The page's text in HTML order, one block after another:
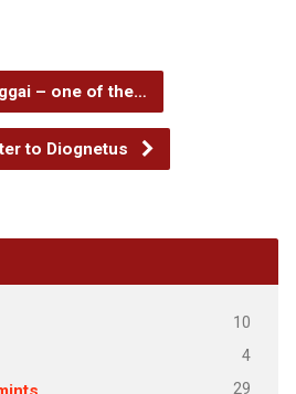
– one of the…
to Diognetus
10
4
29